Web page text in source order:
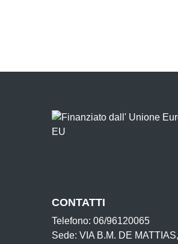
CONTATTI
Telefono: 06/96120065
Sede: VIA B.M. DE